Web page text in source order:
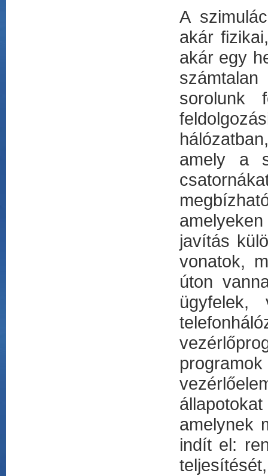
A
akár
akár egy
sorolunk
amely a
javítás
vonatok,
úton
ügyfelek,
amelynek
indít el: